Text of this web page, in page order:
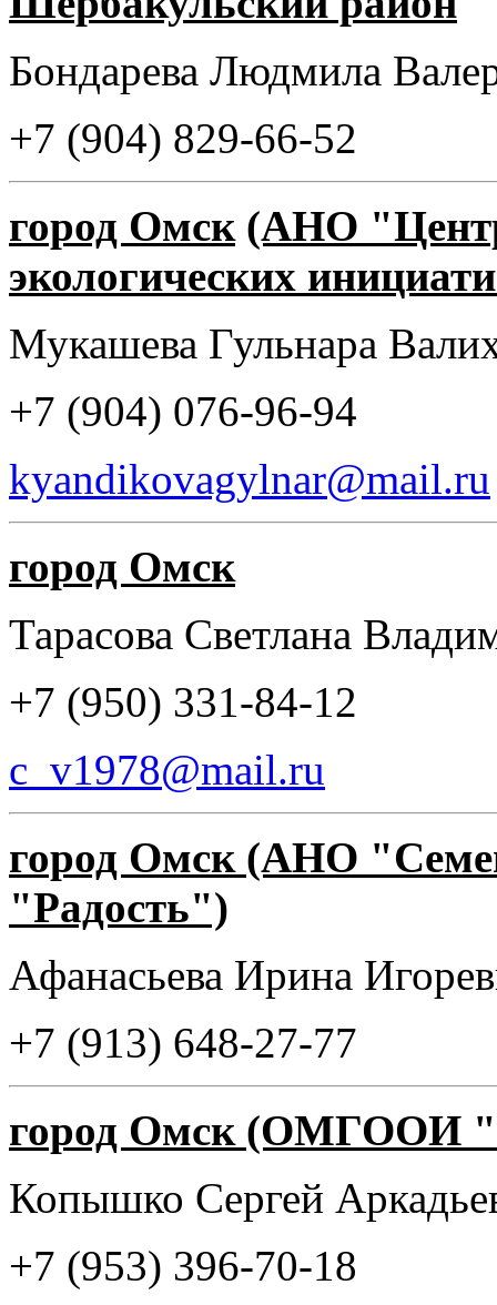
Бондарева Людмила
+7 (904) 829-66-52
город Омск (АНО
экологических
Мукашева Гульнара
+7 (904) 076-96-94
kyandikovagylnar@mail.ru
город Омск
Тарасова Светлана
+7 (950) 331-84-12
c_v1978@mail.ru
город Омск (АНО
"Радость")
Афанасьева Ирина
+7 (913) 648-27-77
город Омск (ОМГООИ
Копышко Сергей
+7 (953) 396-70-18